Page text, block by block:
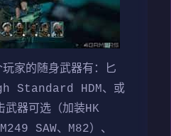
家的随身武器有：匕
Standard HDM、或
武器可选（加装HK
SAW、M82）、